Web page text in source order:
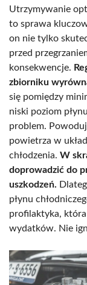
Utrzymywanie
to sprawa
on nie tylko
przed
konsekwencje.
zbiorniku
się pomiędzy
niski poziom
problem.
powietrza w
chłodzenia. W
doprowadzić do
uszkodzeń.
płynu
profilaktyka,
wydatków. Nie